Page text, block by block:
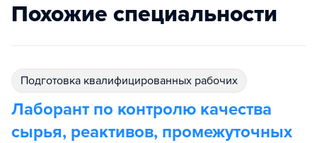
Похожие специальности
подготовка квалифицированных рабочих
Лаборант по контролю качества
сырья, реактивов, промежуточных